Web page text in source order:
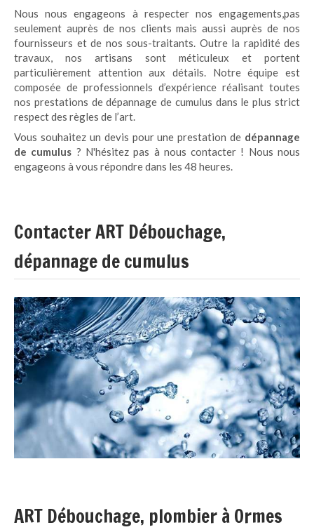
Nous nous engageons à respecter nos engagements,pas
seulement auprès de nos clients mais aussi auprès de nos
fournisseurs et de nos sous-traitants. Outre la rapidité des
travaux, nos artisans sont méticuleux et portent
particulièrement attention aux détails. Notre équipe est
composée de professionnels d’expérience réalisant toutes
nos prestations de dépannage de cumulus dans le plus strict
respect des règles de l’art.
Vous souhaitez un devis pour une prestation de dépannage
de cumulus ? N'hésitez pas à nous contacter ! Nous nous
engageons à vous répondre dans les 48 heures.
Contacter ART Débouchage,
dépannage de cumulus
ART Débouchage, plombier à Ormes